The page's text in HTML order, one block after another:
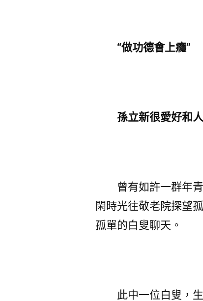
“做功德會上癮”
孫立新很愛好和人
曾有如許一群年青
閑時光往敬老院探望
孤單的白叟聊天。
此中一位白叟，